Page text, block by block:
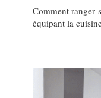
Comment ranger
équipant la